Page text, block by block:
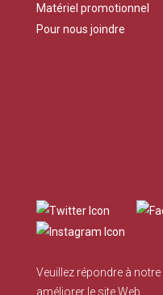
Matériel promotionnel
Pour nous joindre
Veuillez répondre à notre
améliorer le site Web.